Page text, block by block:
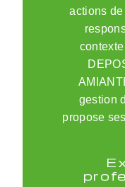
actions
gestion
propose